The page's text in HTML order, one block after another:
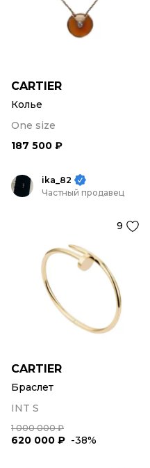
CARTIER
Колье
One size
187 500 ₽
ika_82
Частный продавец
9
CARTIER
Браслет
INT S
1 000 000 ₽
620 000 ₽ -38%